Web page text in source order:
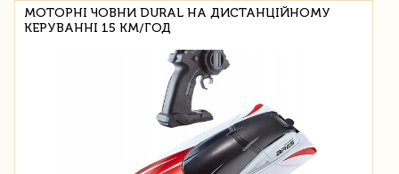
МОТОРНІ ЧОВНИ DURAL НА ДИСТАНЦІЙНОМУ
КЕРУВАННІ 15 КМ/ГОД